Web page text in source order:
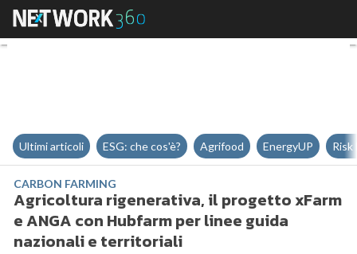
Agricoltura rigenerativa, il
Ultimi articoli ESG: che cos'è? Agrifood EnergyUP Risk
CARBON FARMING
Agricoltura rigenerativa, il progetto xFarm
e ANGA con Hubfarm per linee guida
nazionali e territoriali